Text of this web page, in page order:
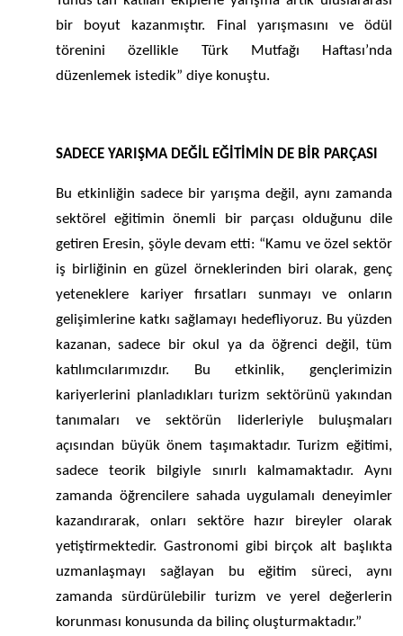
bir boyut kazanmıştır. Final yarışmasını ve ödül
törenini özellikle Türk Mutfağı Haftası’nda
düzenlemek istedik” diye konuştu.
SADECE YARIŞMA DEĞİL EĞİTİMİN DE BİR PARÇASI
Bu etkinliğin sadece bir yarışma değil, aynı zamanda
sektörel eğitimin önemli bir parçası olduğunu dile
getiren Eresin, şöyle devam etti: “Kamu ve özel sektör
iş birliğinin en güzel örneklerinden biri olarak, genç
yeteneklere kariyer fırsatları sunmayı ve onların
gelişimlerine katkı sağlamayı hedefliyoruz. Bu yüzden
kazanan, sadece bir okul ya da öğrenci değil, tüm
katılımcılarımızdır. Bu etkinlik, gençlerimizin
kariyerlerini planladıkları turizm sektörünü yakından
tanımaları ve sektörün liderleriyle buluşmaları
açısından büyük önem taşımaktadır. Turizm eğitimi,
sadece teorik bilgiyle sınırlı kalmamaktadır. Aynı
zamanda öğrencilere sahada uygulamalı deneyimler
kazandırarak, onları sektöre hazır bireyler olarak
yetiştirmektedir. Gastronomi gibi birçok alt başlıkta
uzmanlaşmayı sağlayan bu eğitim süreci, aynı
zamanda sürdürülebilir turizm ve yerel değerlerin
korunması konusunda da bilinç oluşturmaktadır.”